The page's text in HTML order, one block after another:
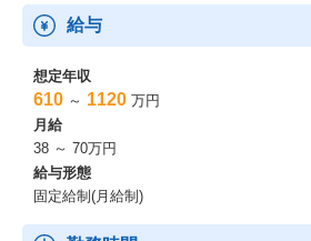
給与
想定年収
610 ～ 1120 万円
月給
38 ～ 70万円
給与形態
固定給制(月給制)